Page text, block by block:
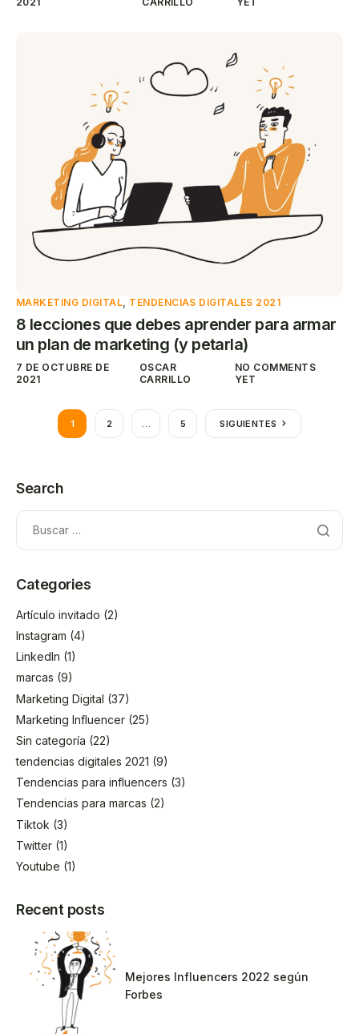
MARKETING DIGITAL TENDENCIAS DIGITALES 2021
8 lecciones que debes aprender para armar
un plan de marketing (y petarla)
7 DE OCTUBRE DE
2021
OSCAR
CARRILLO
NO COMMENTS
YET
1 2 5 SIGUIENTES
Search
Categories
Artículo invitado (2)
Instagram (4)
LinkedIn (1)
marcas (9)
Marketing Digital (37)
Marketing Influencer (25)
Sin categoría (22)
tendencias digitales 2021 (9)
Tendencias para influencers (3)
Tendencias para marcas (2)
Tiktok (3)
Twitter (1)
Youtube (1)
Recent posts
Mejores Influencers 2022 según
Forbes